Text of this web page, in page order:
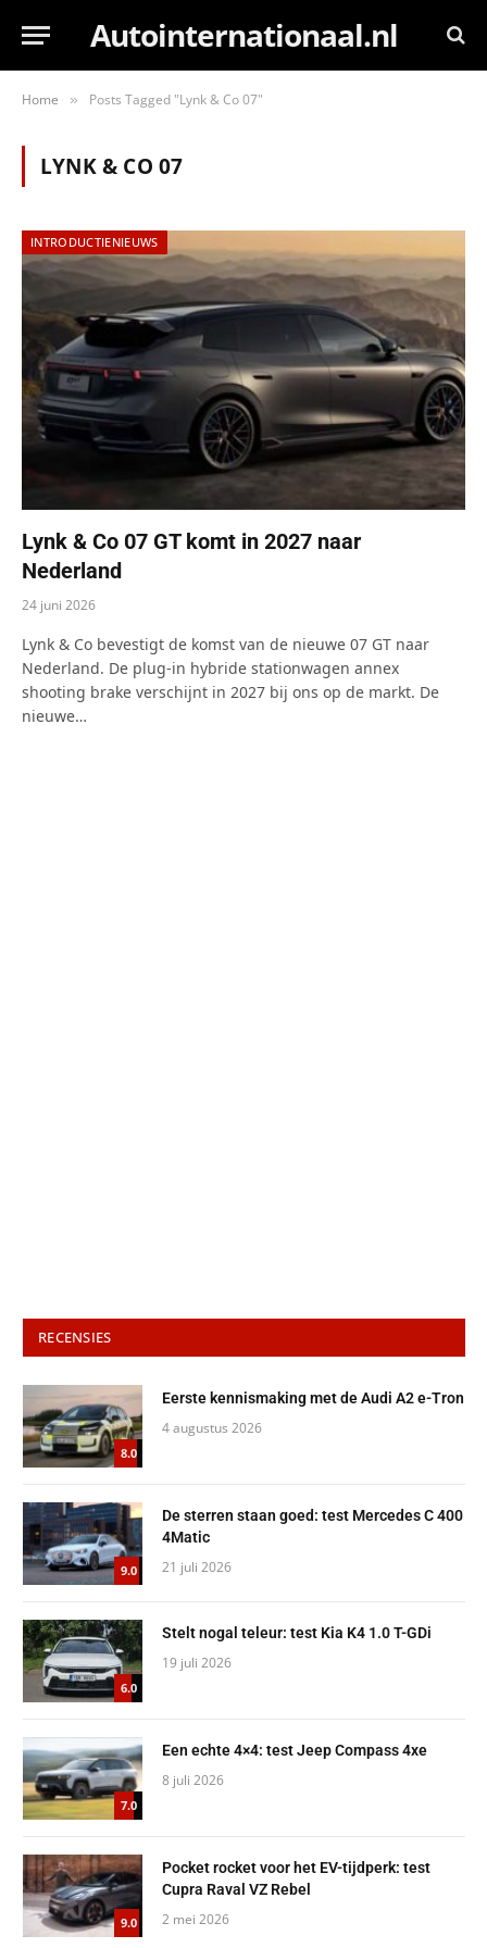
Autointernationaal.nl
Home » Posts Tagged "Lynk & Co 07"
LYNK & CO 07
INTRODUCTIENIEUWS
Lynk & Co 07 GT komt in 2027 naar
Nederland
24 juni 2026
Lynk & Co bevestigt de komst van de nieuwe 07 GT naar
Nederland. De plug-in hybride stationwagen annex
shooting brake verschijnt in 2027 bij ons op de markt. De
nieuwe…
RECENSIES
8.0
Eerste kennismaking met de Audi A2 e-Tron
4 augustus 2026
9.0
De sterren staan goed: test Mercedes C 400
4Matic
21 juli 2026
6.0
Stelt nogal teleur: test Kia K4 1.0 T-GDi
19 juli 2026
7.0
Een echte 4×4: test Jeep Compass 4xe
8 juli 2026
9.0
Pocket rocket voor het EV-tijdperk: test
Cupra Raval VZ Rebel
2 mei 2026